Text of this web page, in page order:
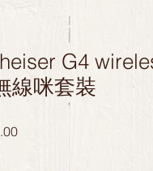
G4
線咪套裝
價